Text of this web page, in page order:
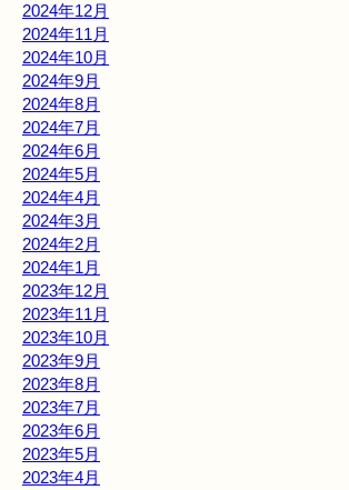
2024年12月
2024年11月
2024年10月
2024年9月
2024年8月
2024年7月
2024年6月
2024年5月
2024年4月
2024年3月
2024年2月
2024年1月
2023年12月
2023年11月
2023年10月
2023年9月
2023年8月
2023年7月
2023年6月
2023年5月
2023年4月